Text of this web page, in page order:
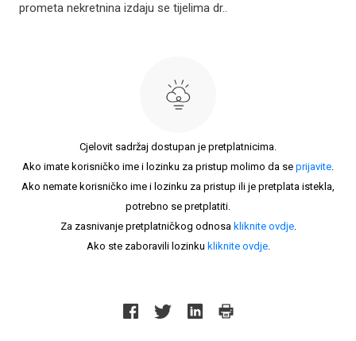
prometa nekretnina izdaju se tijelima dr..
Cjelovit sadržaj dostupan je pretplatnicima.
Ako imate korisničko ime i lozinku za pristup molimo da se prijavite.
Ako nemate korisničko ime i lozinku za pristup ili je pretplata istekla,
potrebno se pretplatiti.
Za zasnivanje pretplatničkog odnosa kliknite ovdje.
Ako ste zaboravili lozinku kliknite ovdje.